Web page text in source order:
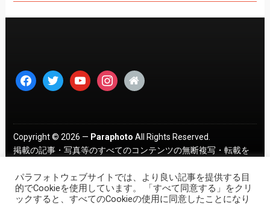
facebooktwitter youtubeinstagram
home
Copyright © 2026 — Paraphoto All Rights Reserved.
掲載の記事・写真等のすべてのコンテンツの無断複写・転載を
パラフォトウェブサイトでは、より良い記事を提供する目
的でCookieを使用しています。 「すべて同意する」をクリ
ックすると、すべてのCookieの使用に同意したことになり